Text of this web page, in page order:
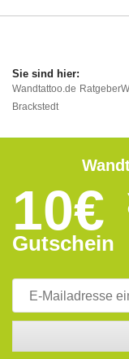
Wandtattoo.de Ratgeber
Brackstedt
10€
Gutschein